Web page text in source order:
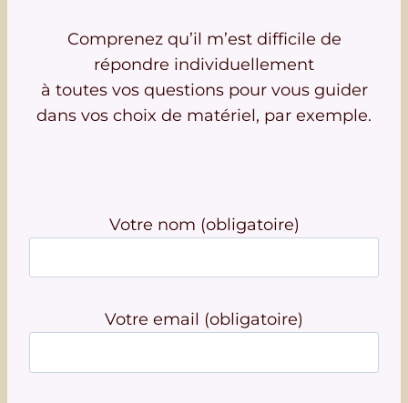
Comprenez qu’il m’est difficile de
répondre individuellement
à toutes vos questions pour vous guider
dans vos choix de matériel, par exemple.
Votre nom (obligatoire)
Votre email (obligatoire)